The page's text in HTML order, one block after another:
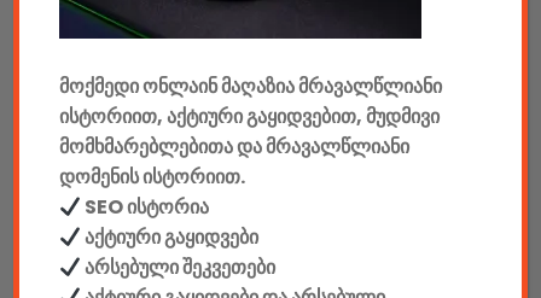
მანქანის აქსესუარები
ელემენტები
აკკუმულატორები
კაბელები & დამტენები
დისკები
მოქმედი ონლაინ მაღაზია მრავალწლიანი
ისტორიით, აქტიური გაყიდვებით, მუდმივი
მომხმარებლებითა და მრავალწლიანი
დომენის ისტორიით.
SEO ისტორია
აქტიური გაყიდვები
არსებული შეკვეთები